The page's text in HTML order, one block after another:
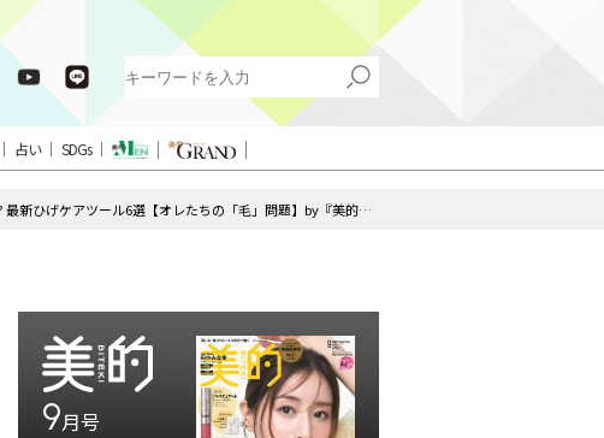
占い SDGs
好感度も理想もスッキリ効率的にかなう！? 最新ひげケアツール6選【オレたちの「毛」問題】by『美的HEN』
9月号